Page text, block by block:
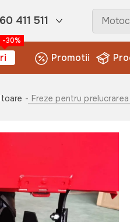
411 511
-30%
Promotii
- Freze pentru